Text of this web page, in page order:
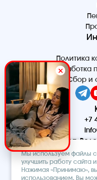
Политика
Обработка
Сбор и
+7
Москва,
ООО
Мы используем файлы
улучшить работу сайта
Нажимая «Принимаю»,
использованием. Вы